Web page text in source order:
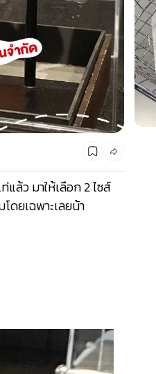
ล้ว มาให้เลือก 2 ไซส์
ดยเฉพาะเลยน้า
รนด์ตัวท็อป ลดสูงสุด50%